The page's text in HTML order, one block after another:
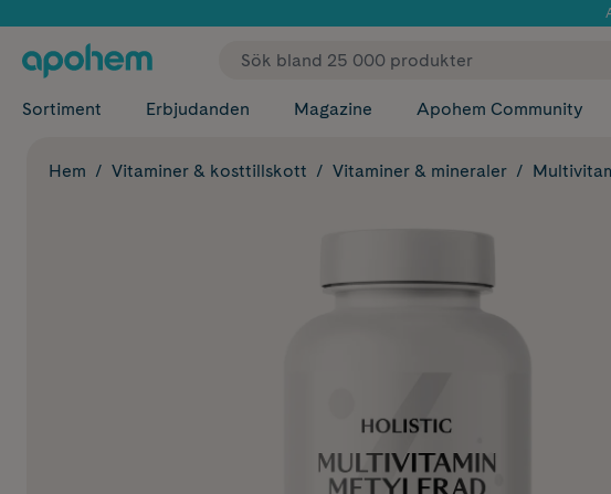
✓ Fri frakt
Sortiment Erbjudanden Magazine Apohem Community
Hem Vitaminer & kosttillskott Vitaminer & mineraler